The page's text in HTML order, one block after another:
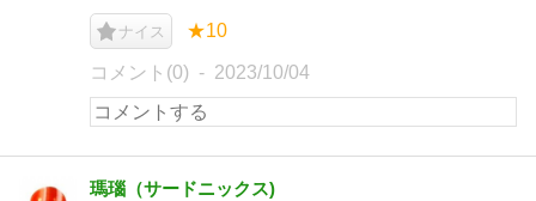
ナイス ★10
コメント(0) 2023/10/04
瑪瑙（サードニックス)